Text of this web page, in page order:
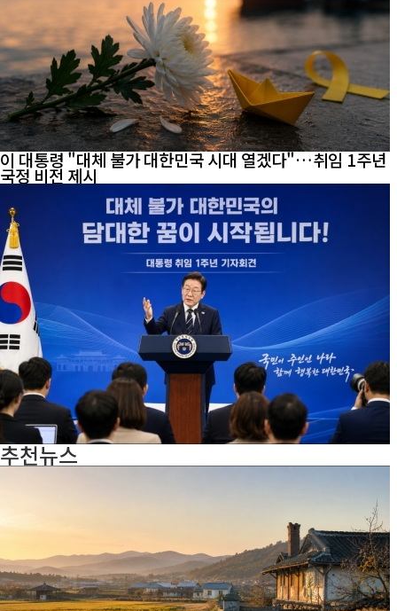
이 대통령 "대체 불가 대한민국 시대 열겠다"…취임 1주년
국정 비전 제시
추천뉴스